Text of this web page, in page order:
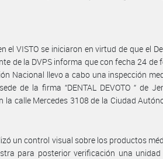
el VISTO se iniciaron en virtud de que el
de la DVPS informa que con fecha 24 de
Nacional llevo a cabo una inspección
de la firma “DENTAL DEVOTO “ de
la calle Mercedes 3108 de la Ciudad
un control visual sobre los productos
para posterior verificación una unidad